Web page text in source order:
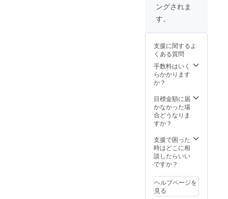
ングされま
す。
支援に関するよ
くある質問
手数料はいく
らかかります
か？
目標金額に届
かなかった場
合どうなりま
すか？
支援で困った
時はどこに相
談したらいい
ですか？
ヘルプページを
見る